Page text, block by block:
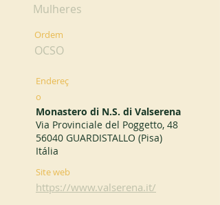
Mulheres
Ordem
OCSO
Endereç
o
Monastero di N.S. di Valserena
Via Provinciale del Poggetto, 48
56040 GUARDISTALLO (Pisa)
Itália
Site web
https://www.valserena.it/